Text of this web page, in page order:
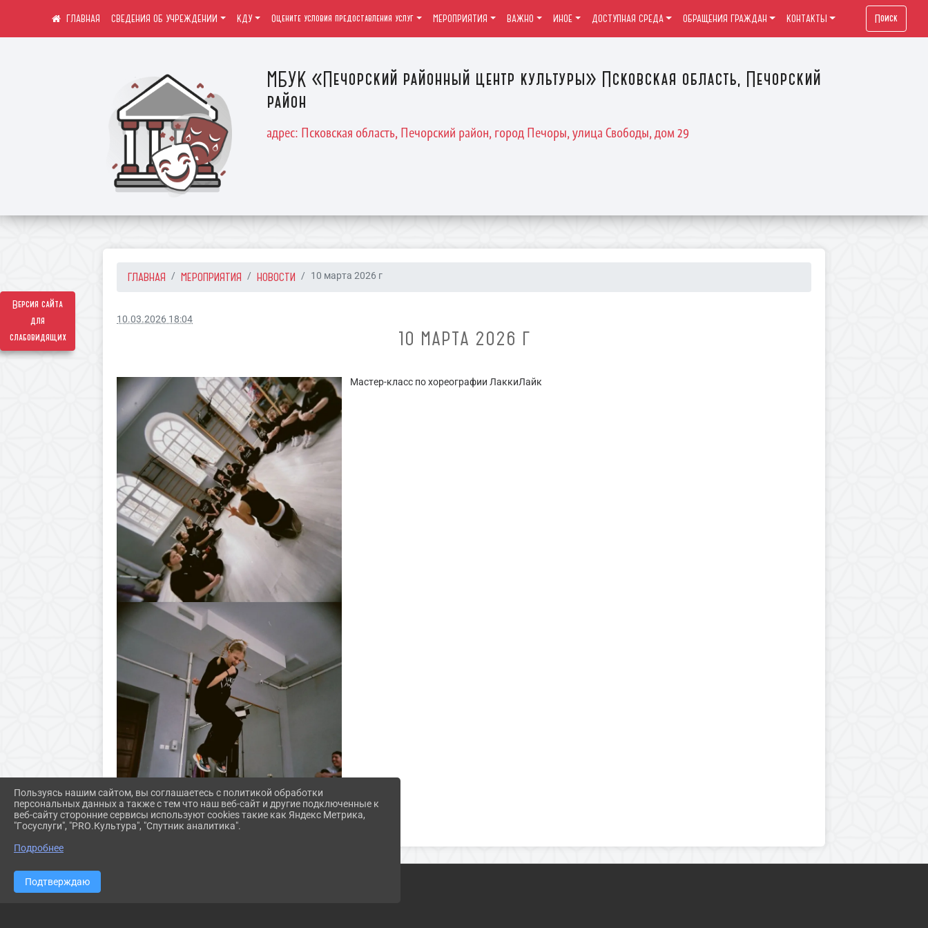
Версия сайта
для
слабовидящих
МБУК «Печорский районный центр культуры» Псковская область, Печорский
район
адрес: Псковская область, Печорский район, город Печоры, улица Свободы, дом 29
СВЕДЕНИЯ ОБ УЧРЕЖДЕНИИ КДУ Оцените условия предоставления услуг МЕРОПРИЯТИЯ ВАЖНО ИНОЕ ДОСТУПНАЯ СРЕДА ОБРАЩЕНИЯ ГРАЖДАН КОНТАКТЫ Поиск
ГЛАВНАЯ МЕРОПРИЯТИЯ НОВОСТИ 10 марта 2026 г
10.03.2026 18:04
10 МАРТА 2026 Г
Мастер-класс по хореографии ЛаккиЛайк
Пользуясь нашим сайтом, вы соглашаетесь с политикой обработки
персональных данных а также с тем что наш веб-сайт и другие подключенные к
веб-сайту сторонние сервисы используют cookies такие как Яндекс Метрика,
"Госуслуги", "PRO.Культура", "Спутник аналитика".
Подробнее
Подтверждаю